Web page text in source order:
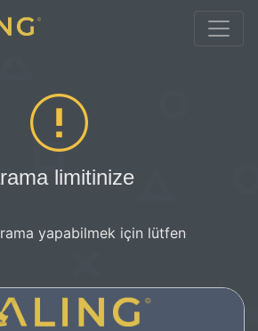
limitinize
yapabilmek için lütfen